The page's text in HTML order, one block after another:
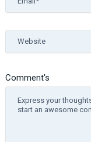
Comment's
Website